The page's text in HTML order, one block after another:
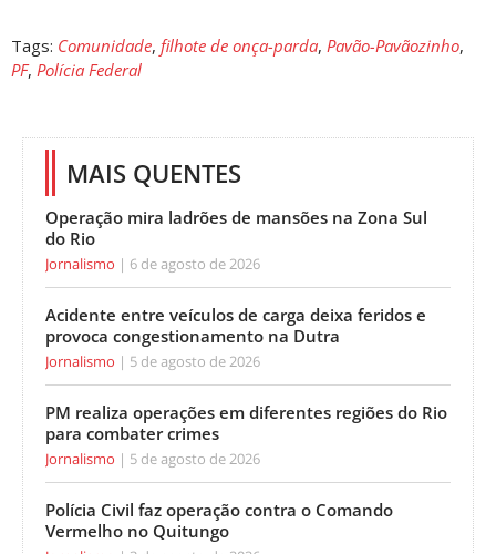
Tags: Comunidade, filhote de onça-parda, Pavão-Pavãozinho,
PF, Polícia Federal
MAIS QUENTES
Operação mira ladrões de mansões na Zona Sul
do Rio
Jornalismo 6 de agosto de 2026
Acidente entre veículos de carga deixa feridos e
provoca congestionamento na Dutra
Jornalismo 5 de agosto de 2026
PM realiza operações em diferentes regiões do Rio
para combater crimes
Jornalismo 5 de agosto de 2026
Polícia Civil faz operação contra o Comando
Vermelho no Quitungo